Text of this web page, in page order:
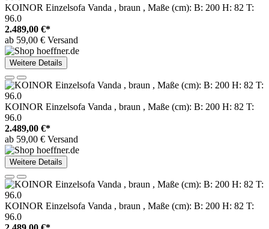
KOINOR Einzelsofa Vanda , braun , Maße (cm): B: 200 H: 82 T:
96.0
2.489,00 €*
ab 59,00 € Versand
Weitere Details
KOINOR Einzelsofa Vanda , braun , Maße (cm): B: 200 H: 82 T:
96.0
2.489,00 €*
ab 59,00 € Versand
Weitere Details
KOINOR Einzelsofa Vanda , braun , Maße (cm): B: 200 H: 82 T:
96.0